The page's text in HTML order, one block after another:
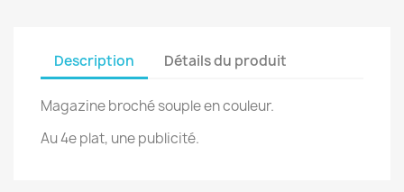
Description Détails du produit
Magazine broché souple en couleur.
Au 4e plat, une publicité.